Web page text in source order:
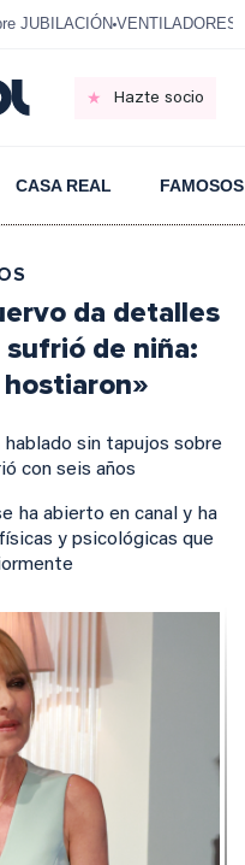
JUBILACIÓN VENTILADORES
Hazte socio
CASA REAL FAMOSOS
da detalles
de niña:
sin tapujos sobre
con seis años
ha abierto en canal y ha
y psicológicas que